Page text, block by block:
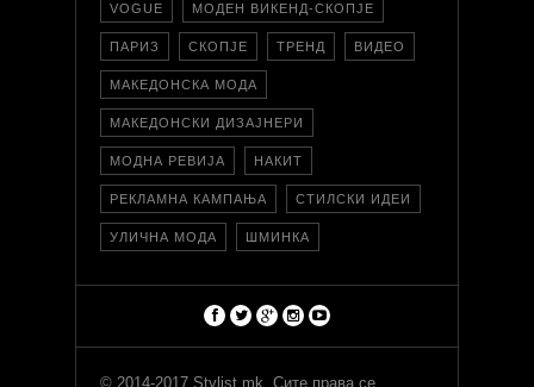
VOGUE МОДЕН ВИКЕНД-СКОПЈЕ
ПАРИЗ СКОПЈЕ ТРЕНД ВИДЕО
МАКЕДОНСКА МОДА
МАКЕДОНСКИ ДИЗАЈНЕРИ
МОДНА РЕВИЈА НАКИТ
РЕКЛАМНА КАМПАЊА СТИЛСКИ ИДЕИ
УЛИЧНА МОДА ШМИНКА
© 2014-2017 Stylist.mk. Сите права се